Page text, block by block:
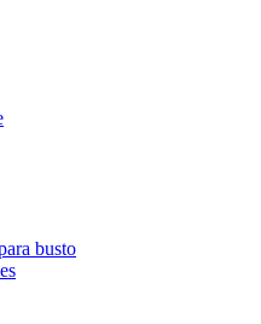
busto